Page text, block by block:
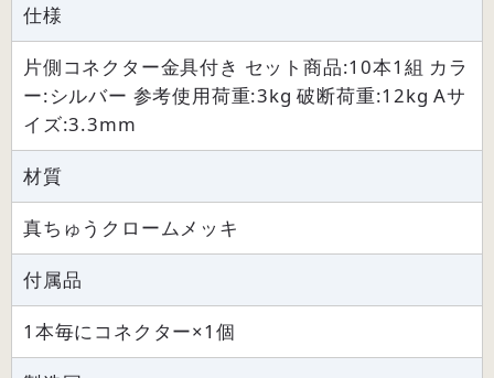
仕様
片側コネクター金具付き セット商品:10本1組 カラ
ー:シルバー 参考使用荷重:3kg 破断荷重:12kg Aサ
イズ:3.3mm
材質
真ちゅうクロームメッキ
付属品
1本毎にコネクター×1個